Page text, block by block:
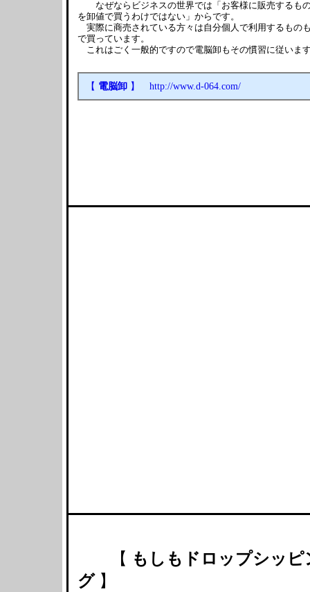
なぜならビジネスの世界では「お客様に販売するも
を卸値で買うわけではない」からです。
実際に商売されている方々は自分個人で利用するもの
で買っています。
これはごく一般的ですので電脳卸もその慣習に従いま
【 電脳卸】 http://www.d-064.com/
【 もしもドロップシッピ
グ】